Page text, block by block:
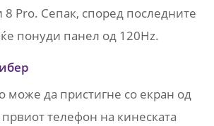
8 Pro. Сепак, според последните
понуди панел од 120Hz.
може да пристигне со екран од
телефон на кинеската